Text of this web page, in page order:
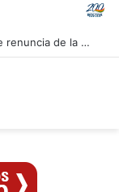
Canciller argentino se suma al pedido de renuncia de la vicepresidenta Villarruel